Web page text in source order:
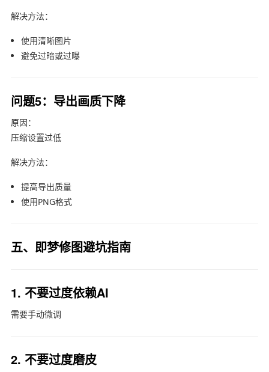
解决方法：
使用清晰图片
避免过暗或过曝
问题5：导出画质下降
原因：
压缩设置过低
解决方法：
提高导出质量
使用PNG格式
五、即梦修图避坑指南
1. 不要过度依赖AI
需要手动微调
2. 不要过度磨皮